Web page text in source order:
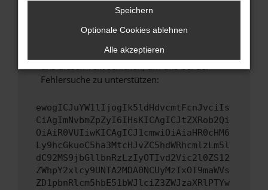
Wende dich an den Webseitenbetreiber.
Wenn du alle oben genannten Schritte versucht
versuchen, das Problem zu beheben. Du kannst
uns diesen Text schicken, um uns bei der
Fehlersuche zu unterstützen:
ewogICJuYW1lIjogIk5ldHdvcmtFcnJvciIs
CiAgImNvbmZpZyI6IHsKICAgICJtZXRob2Qi
OiAiR0VUIiwKICAgICJ1cmwiOiAiaHR0cHM6
Ly9hcGkueC5ha3MtcHJvZC5hdWRhcmlzLm5l
dC92MS9jbGllbnRzLzIyOTIvd2Vic2l0ZS12
ZWhpY2xlcy9UNTA2MDA0NCUyMzIxOT9maWVs
ZD1pbnRlcm5hbE51bWJlciZ3ZWJzaXRlPTYw
Speichern
Optionale Cookies ablehnen
Alle akzeptieren